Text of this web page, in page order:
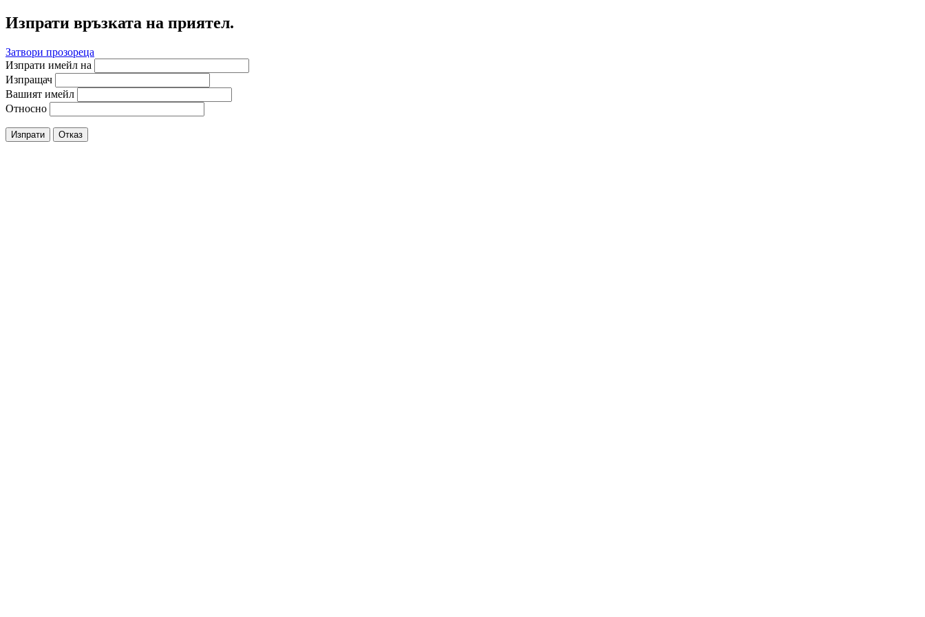
Изпрати връзката на приятел.
Затвори прозореца
Изпрати имейл на
Изпращач
Вашият имейл
Относно
Изпрати Отказ